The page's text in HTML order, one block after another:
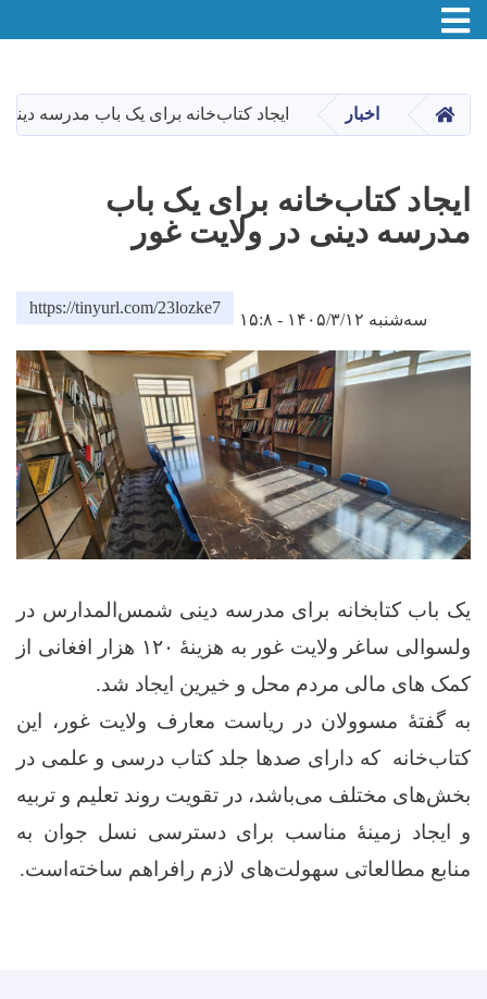
main
content
Toggle navigation
صفحه اصلی
اخبار ایجاد کتاب‌خانه برای یک باب مدرسه
ایجاد کتاب‌خانه برای یک باب
مدرسه دینی در ولایت غور
سه‌شنبه ۱۴۰۵/۳/۱۲ - ۱۵:۸
https://tinyurl.com/23lozke7
یک باب کتابخانه برای مدرسه دینی شمس‌المدارس در
ولسوالی ساغر ولایت غور به هزینهٔ ۱۲۰ هزار افغانی از
کمک های مالی مردم محل و خیرین ایجاد شد.
به گفتهٔ مسوولان در ریاست معارف ولایت غور، این
کتاب‌خانه که دارای صدها جلد کتاب درسی و علمی در
بخش‌های مختلف می‌باشد، در تقویت روند تعلیم و تربیه
و ایجاد زمینهٔ مناسب برای دسترسی نسل جوان به
منابع مطالعاتی سهولت‌های لازم رافراهم ساخته‌است.